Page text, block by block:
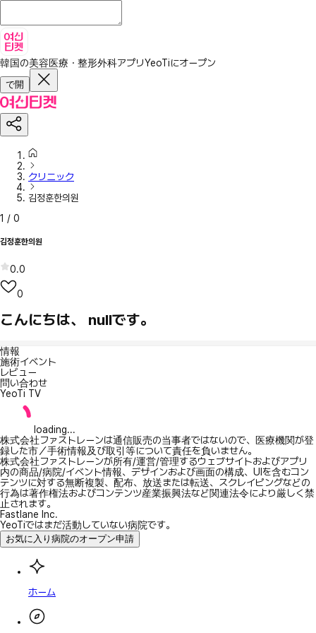
韓国の美容医療・整形外科アプリYeoTiにオープン
で開
クリニック
김정훈한의원
1 / 0
김정훈한의원
0.0
0
こんにちは、 nullです。
情報
施術イベント
レビュー
問い合わせ
YeoTi TV
loading...
株式会社ファストレーンは通信販売の当事者ではないので、医療機関が登
録した市／手術情報及び取引等について責任を負いません。
株式会社ファストレーンが所有/運営/管理するウェブサイトおよびアプリ
内の商品/病院/イベント情報、デザインおよび画面の構成、UIを含むコン
テンツに対する無断複製、配布、放送または転送、スクレイピングなどの
行為は著作権法およびコンテンツ産業振興法など関連法令により厳しく禁
止されます。
Fastlane Inc.
YeoTiではまだ活動していない病院です。
お気に入り病院のオープン申請
ホーム